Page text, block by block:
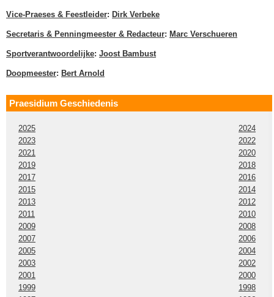
Vice-Praeses & Feestleider: Dirk Verbeke
Secretaris & Penningmeester & Redacteur: Marc Verschueren
Sportverantwoordelijke: Joost Bambust
Doopmeester: Bert Arnold
Praesidium Geschiedenis
2025
2024
2023
2022
2021
2020
2019
2018
2017
2016
2015
2014
2013
2012
2011
2010
2009
2008
2007
2006
2005
2004
2003
2002
2001
2000
1999
1998